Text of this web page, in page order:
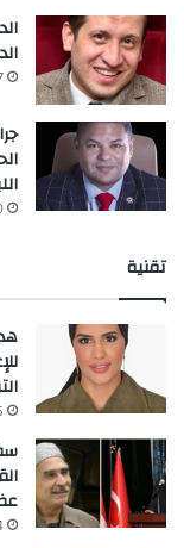
تقنية